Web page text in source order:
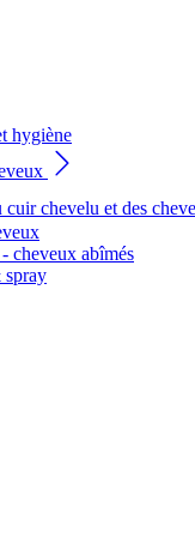
hygiène
cuir chevelu et des
cheveux abîmés
spray